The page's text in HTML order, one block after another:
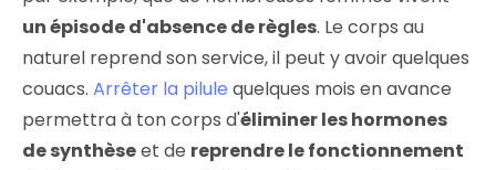
un épisode d'absence de règles. Le corps au
naturel reprend son service, il peut y avoir quelques
couacs. Arrêter la pilule quelques mois en avance
permettra à ton corps d'éliminer les hormones
de synthèseet de reprendre le fonctionnement